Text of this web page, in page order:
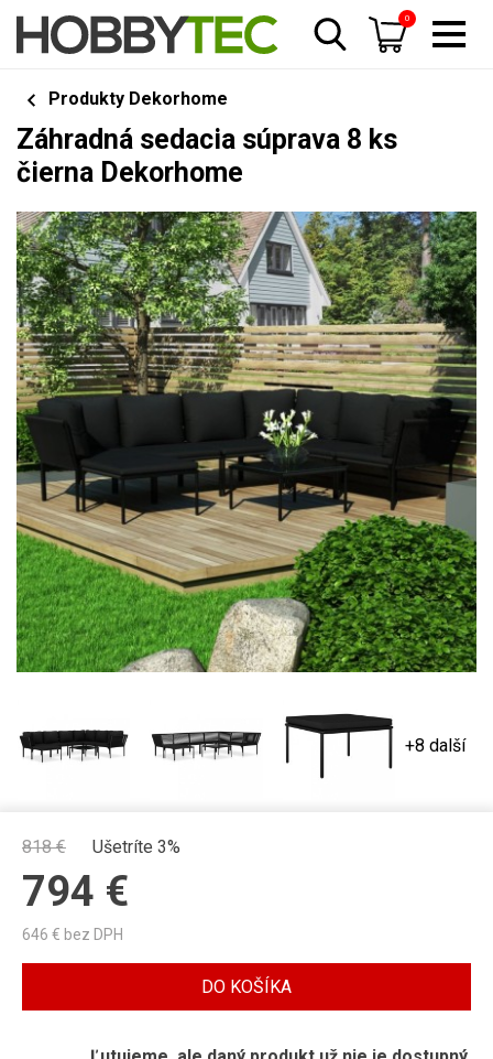
0
Produkty Dekorhome
Záhradná sedacia súprava 8 ks
čierna Dekorhome
+8 další
818€ Ušetríte 3%
794 €
646 € bez DPH
DO KOŠÍKA